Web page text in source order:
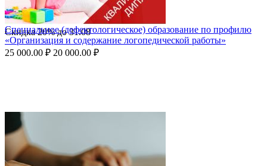
Скидка20%до31.08
Специальное (дефектологическое) образование по профилю
«Организация и содержание логопедической работы»
25 000.00 ₽ 20 000.00 ₽